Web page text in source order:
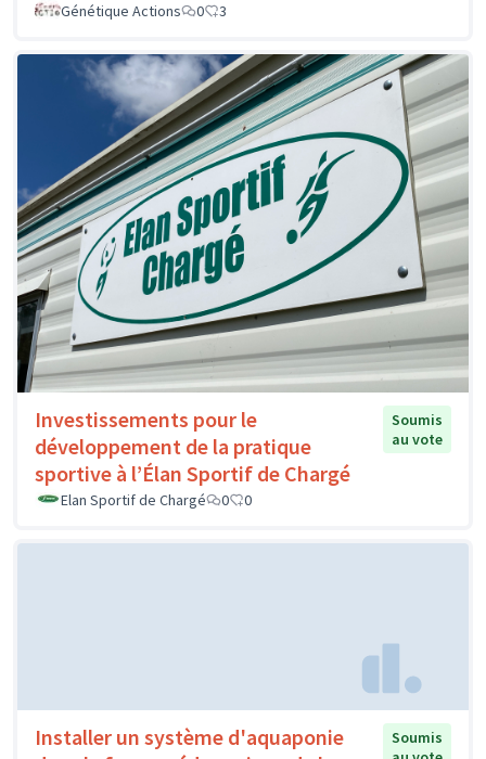
Génétique Actions 0 3
Investissements pour le
développement de la pratique
sportive à l’Élan Sportif de Chargé
Soumis
au vote
Elan Sportif de Chargé 0 0
Installer un système d'aquaponie
Soumis